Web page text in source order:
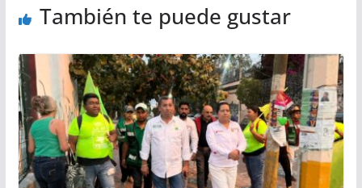
También te puede gustar